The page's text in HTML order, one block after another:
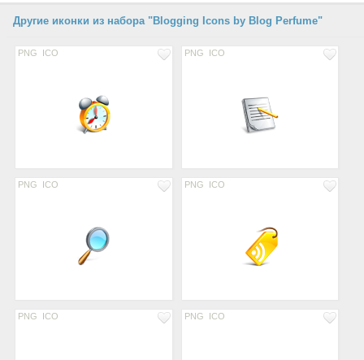
Другие иконки из набора "Blogging Icons by Blog Perfume"
PNG ICO PNG ICO
PNG ICO PNG ICO
PNG ICO PNG ICO